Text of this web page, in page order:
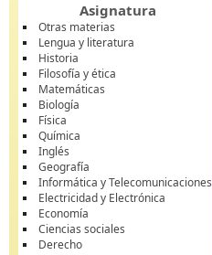
Asignatura
Otras materias
Lengua y literatura
Historia
Filosofía y ética
Matemáticas
Biología
Física
Química
Inglés
Geografía
Informática y Telecomunicaciones
Electricidad y Electrónica
Economía
Ciencias sociales
Derecho